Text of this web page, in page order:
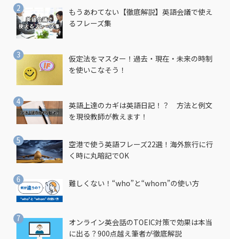
もうあわてない【徹底解説】英語会議で使え
るフレーズ集
仮定法をマスター！過去・現在・未来の時制
を使いこなそう！
英語上達のカギは英語日記！？ 方法と例文
を現役教師が教えます！
空港で使う英語フレーズ22選！海外旅行に行
く時に丸暗記でOK
難しくない！“who”と“whom”の使い方
オンライン英会話のTOEIC対策で効果は本当
に出る？900点越え筆者が徹底解説